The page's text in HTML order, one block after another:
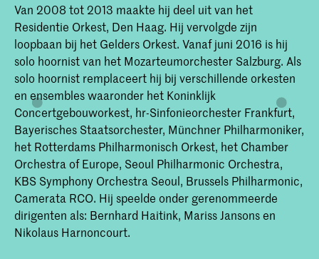
Van 2008 tot 2013 maakte hij deel uit van het
Residentie Orkest, Den Haag. Hij vervolgde zijn
loopbaan bij het Gelders Orkest. Vanaf juni 2016 is hij
solo hoornist van het Mozarteumorchester Salzburg. Als
solo hoornist remplaceert hij bij verschillende orkesten
en ensembles waaronder het Koninklijk
Concertgebouworkest, hr-Sinfonieorchester Frankfurt,
Bayerisches Staatsorchester, Münchner Philharmoniker,
het Rotterdams Philharmonisch Orkest, het Chamber
Orchestra of Europe, Seoul Philharmonic Orchestra,
KBS Symphony Orchestra Seoul, Brussels Philharmonic,
Camerata RCO. Hij speelde onder gerenommeerde
dirigenten als: Bernhard Haitink, Mariss Jansons en
Nikolaus Harnoncourt.